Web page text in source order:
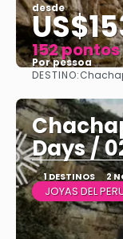
desde
152 pontos
Por pessoa
DESTINO:
Days /
1 DESTINOS 2
JOYAS DEL